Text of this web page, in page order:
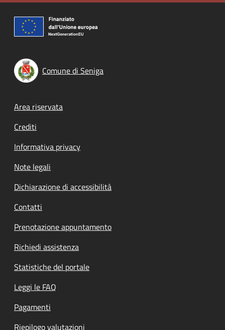
Comune di Seniga
Footer menu
Area riservata
Crediti
Informativa privacy
Note legali
Dichiarazione di accessibilità
Contatti
Prenotazione appuntamento
Richiedi assistenza
Statistiche del portale
Leggi le FAQ
Pagamenti
Riepilogo valutazioni